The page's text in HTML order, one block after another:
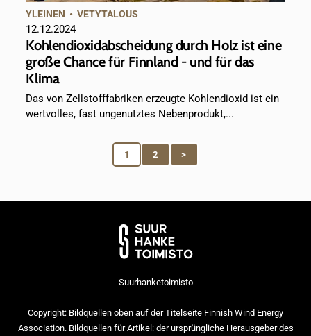
YLEINEN •VETYTALOUS
12.12.2024
Kohlendioxidabscheidung durch Holz ist eine
große Chance für Finnland - und für das
Klima
Das von Zellstofffabriken erzeugte Kohlendioxid ist ein
wertvolles, fast ungenutztes Nebenprodukt,...
1 2 >
Suurhanketoimisto
Copyright: Bildquellen oben auf der Titelseite Finnish Wind Energy
Association. Bildquellen für Artikel: der ursprüngliche Herausgeber des